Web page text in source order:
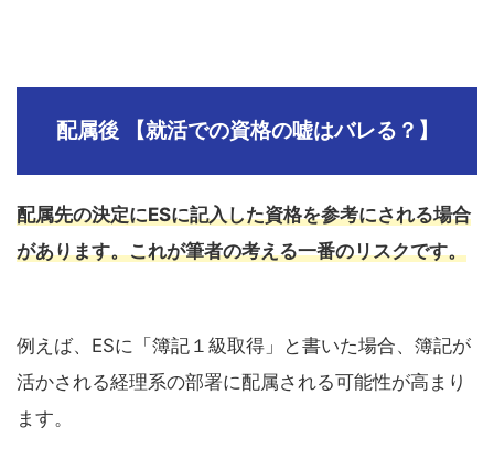
配属後 【就活での資格の嘘はバレる？】
配属先の決定にESに記入した資格を参考にされる場合
があります。これが筆者の考える一番のリスクです。
例えば、ESに「簿記１級取得」と書いた場合、簿記が
活かされる経理系の部署に配属される可能性が高まり
ます。